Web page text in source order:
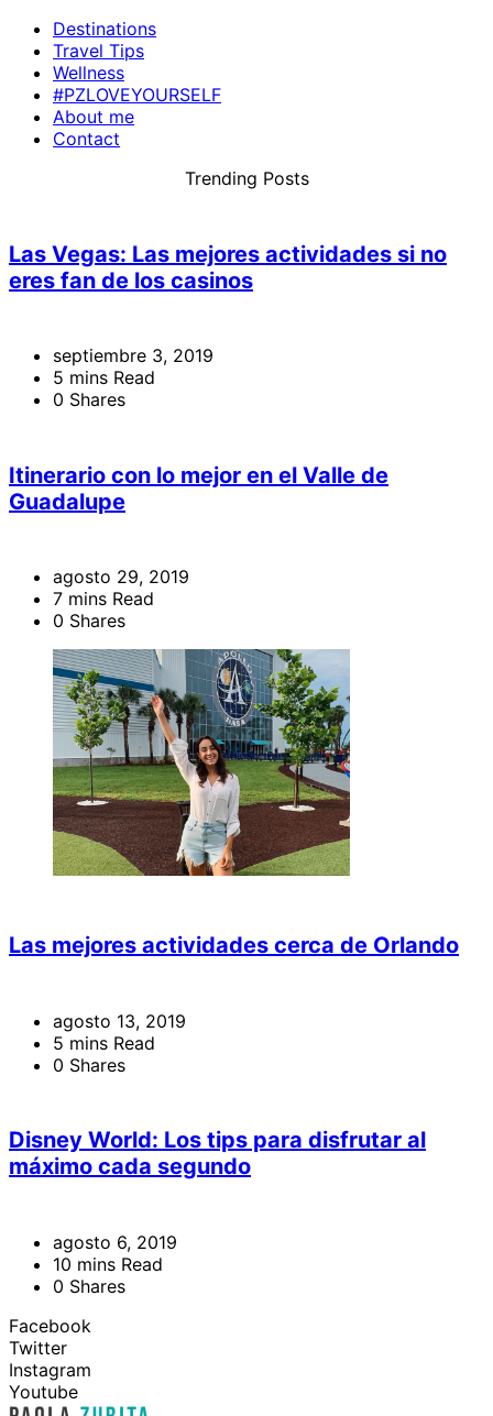
Destinations
Travel Tips
Wellness
#PZLOVEYOURSELF
About me
Contact
Trending Posts
Las Vegas: Las mejores actividades si no
eres fan de los casinos
septiembre 3, 2019
5 mins Read
0 Shares
Itinerario con lo mejor en el Valle de
Guadalupe
agosto 29, 2019
7 mins Read
0 Shares
Las mejores actividades cerca de Orlando
agosto 13, 2019
5 mins Read
0 Shares
Disney World: Los tips para disfrutar al
máximo cada segundo
agosto 6, 2019
10 mins Read
0 Shares
Facebook
Twitter
Instagram
Youtube